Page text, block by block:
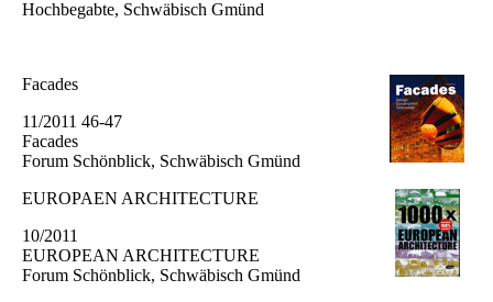
Hochbegabte, Schwäbisch Gmünd
Facades
11/2011 46-47
Facades
Forum Schönblick, Schwäbisch Gmünd
EUROPAEN ARCHITECTURE
10/2011
EUROPEAN ARCHITECTURE
Forum Schönblick, Schwäbisch Gmünd